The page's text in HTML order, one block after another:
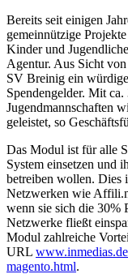
Bereits seit einigen
gemeinnützige
Kinder und
Agentur. Aus Sicht
SV Breinig ein
Spendengelder. Mit
Jugendmannschaften
geleistet, so
Das Modul ist für alle
System einsetzen und
betreiben wollen. Dies
Netzwerken wie
wenn sie sich die 30%
Netzwerke fließt
Modul zahlreiche
URL
magento.html.